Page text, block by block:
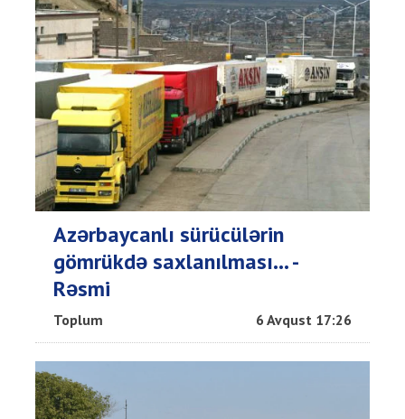
Azərbaycanlı sürücülərin
gömrükdə saxlanılması... -
Rəsmi
Toplum 6 Avqust 17:26